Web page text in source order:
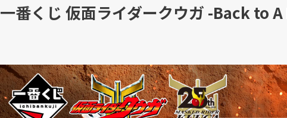
一番くじ 仮面ライダークウガ -Back to